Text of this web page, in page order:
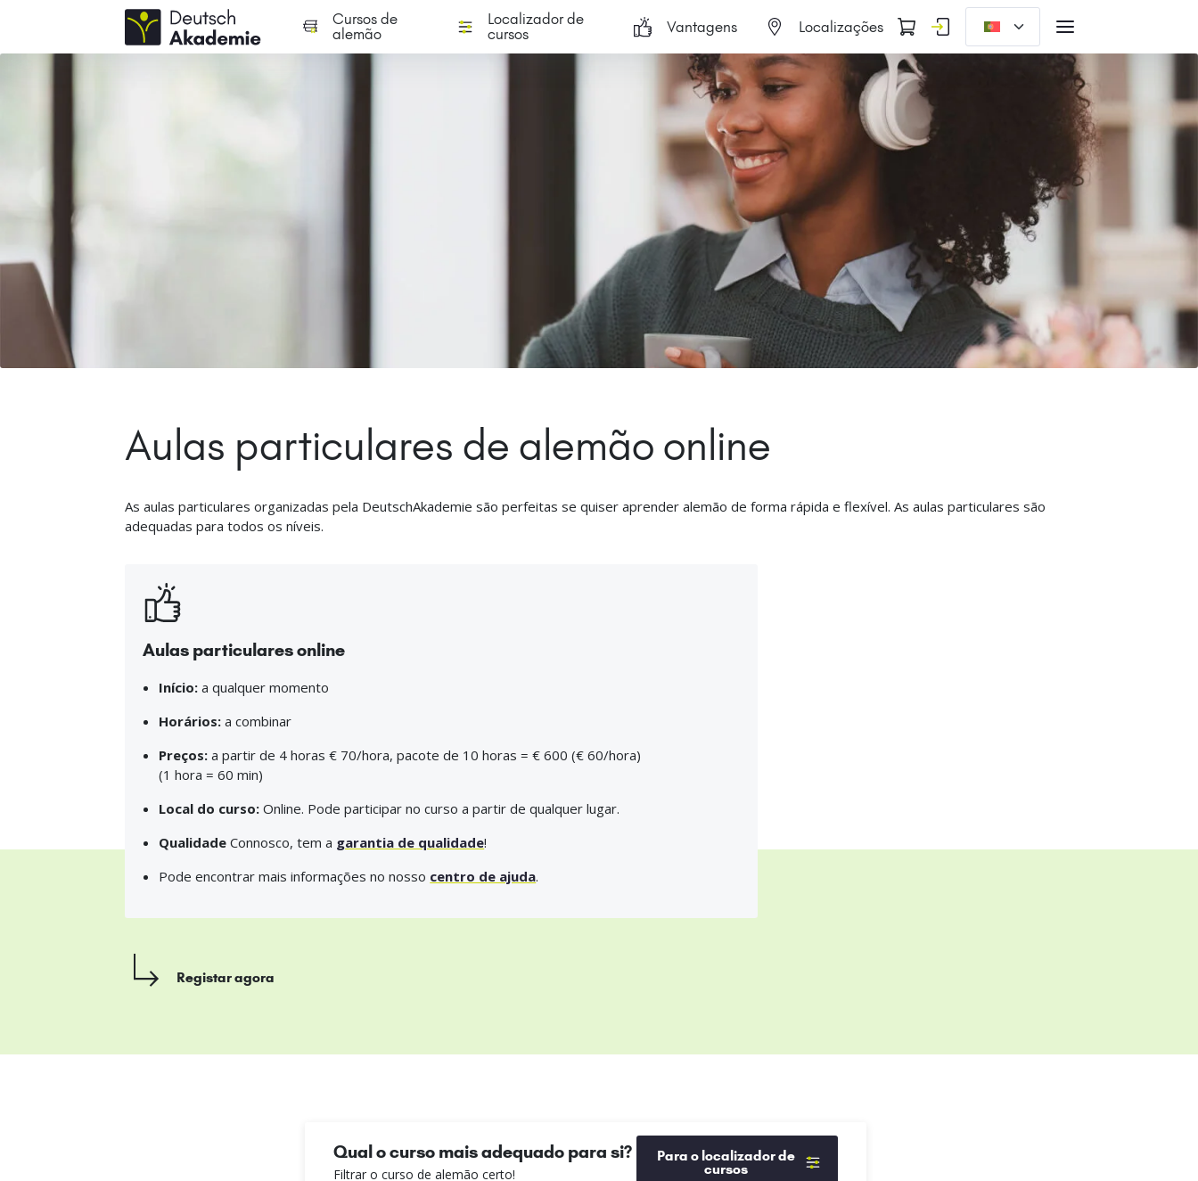
Cursos de
alemão
Localizador de
cursos
Vantagens Localizações
Aulas particulares de alemão online
As aulas particulares organizadas pela DeutschAkademie são perfeitas se quiser aprender alemão de forma rápida e flexível. As aulas particulares são
adequadas para todos os níveis.
Aulas particulares online
Início:a qualquer momento
Horários: a combinar
Preços:a partir de 4 horas € 70/hora, pacote de 10 horas = € 600 (€ 60/hora)
(1 hora = 60 min)
Local do curso:Online. Pode participar no curso a partir de qualquer lugar.
QualidadeConnosco, tem a garantia de qualidade!
Pode encontrar mais informações no nosso centro de ajuda.
Registar agora
Qual o curso mais adequado para si?
Filtrar o curso de alemão certo!
Para o localizador de
cursos